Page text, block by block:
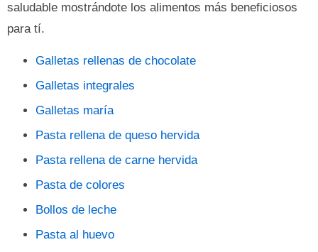
saludable mostrándote los alimentos más beneficiosos
para tí.
Galletas rellenas de chocolate
Galletas integrales
Galletas maría
Pasta rellena de queso hervida
Pasta rellena de carne hervida
Pasta de colores
Bollos de leche
Pasta al huevo